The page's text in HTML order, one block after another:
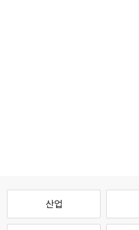
산업